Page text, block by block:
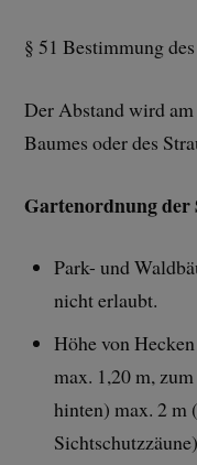
§ 51 Bestimmung
Der Abstand wird
Baumes oder des
Gartenordnung der
Park- und
nicht erlaubt.
Höhe von
max. 1,20 m,
hinten) max. 2 m
Sichtschutzzäune)